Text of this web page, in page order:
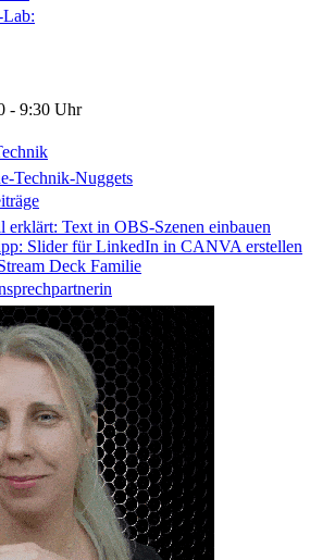
Lab:
- 9:30 Uhr
Technik-Nuggets
erklärt: Text in OBS-Szenen einbauen
Slider für LinkedIn in CANVA erstellen
Deck Familie